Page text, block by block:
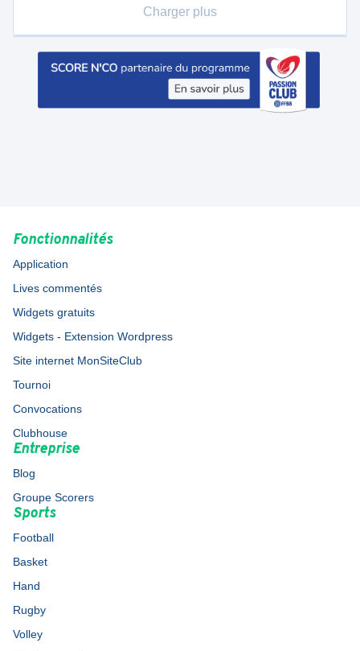
Charger plus
Fonctionnalités
Application
Lives commentés
Widgets gratuits
Widgets - Extension Wordpress
Site internet MonSiteClub
Tournoi
Convocations
Clubhouse
Entreprise
Blog
Groupe Scorers
Sports
Football
Basket
Hand
Rugby
Volley